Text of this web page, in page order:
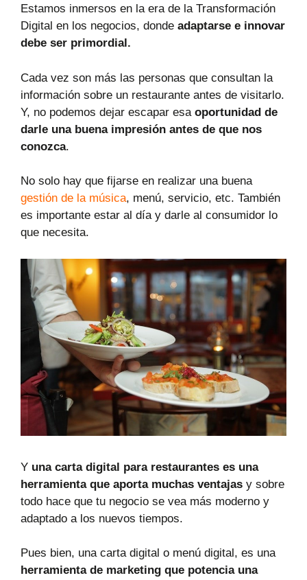
Estamos inmersos en la era de la Transformación
Digital en los negocios, donde adaptarse e innovar
debe ser primordial.
Cada vez son más las personas que consultan la
información sobre un restaurante antes de visitarlo.
Y, no podemos dejar escapar esa oportunidad de
darle una buena impresión antes de que nos
conozca.
No solo hay que fijarse en realizar una buena
gestión de la música, menú, servicio, etc. También
es importante estar al día y darle al consumidor lo
que necesita.
Y una carta digital para restaurantes es una
herramienta que aporta muchas ventajas y sobre
todo hace que tu negocio se vea más moderno y
adaptado a los nuevos tiempos.
Pues bien, una carta digital o menú digital, es una
herramienta de marketing que potencia una